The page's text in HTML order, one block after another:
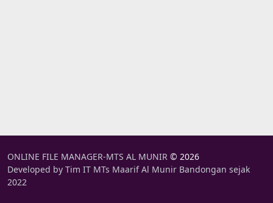
ONLINE FILE MANAGER-MTS AL MUNIR © 2026
Developed by Tim IT MTs Maarif Al Munir Bandongan sejak
2022